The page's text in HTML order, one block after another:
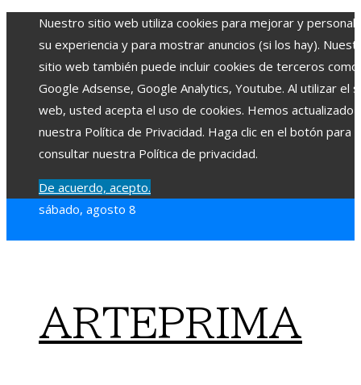
Nuestro sitio web utiliza cookies para mejorar y
su experiencia y para mostrar anuncios (si los hay).
sitio web también puede incluir cookies de terceros como
Google Adsense, Google Analytics, Youtube. Al utilizar el
web, usted acepta el uso de cookies. Hemos actualizado
nuestra Política de Privacidad. Haga clic en el botón para
consultar nuestra Política de privacidad.
De acuerdo, acepto.
sábado, agosto 8
ARTEPRIMA